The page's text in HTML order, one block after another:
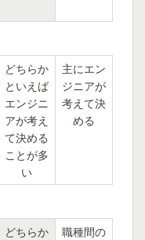
どちらか
といえば
エンジニ
アが考え
て決める
ことが多
い
主にエン
ジニアが
考えて決
める
どちらか
職種間の